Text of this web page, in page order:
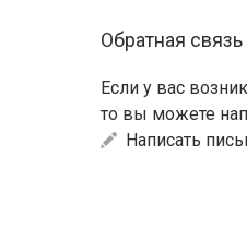
Обратная связь
Если у вас
то вы можете
Написать